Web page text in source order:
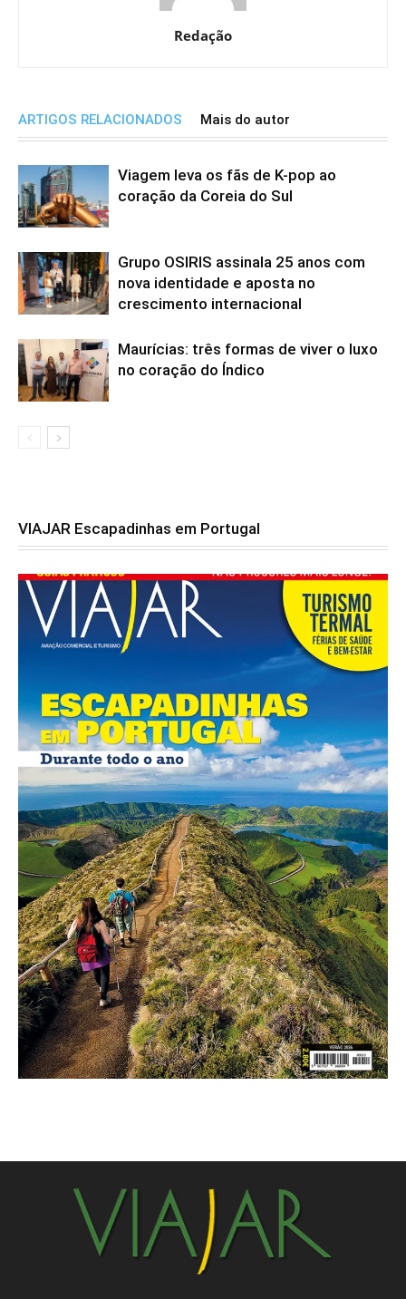
Redação
ARTIGOS RELACIONADOS Mais do autor
Viagem leva os fãs de K-pop ao
coração da Coreia do Sul
Grupo OSIRIS assinala 25 anos com
nova identidade e aposta no
crescimento internacional
Maurícias: três formas de viver o luxo
no coração do Índico
VIAJAR Escapadinhas em Portugal